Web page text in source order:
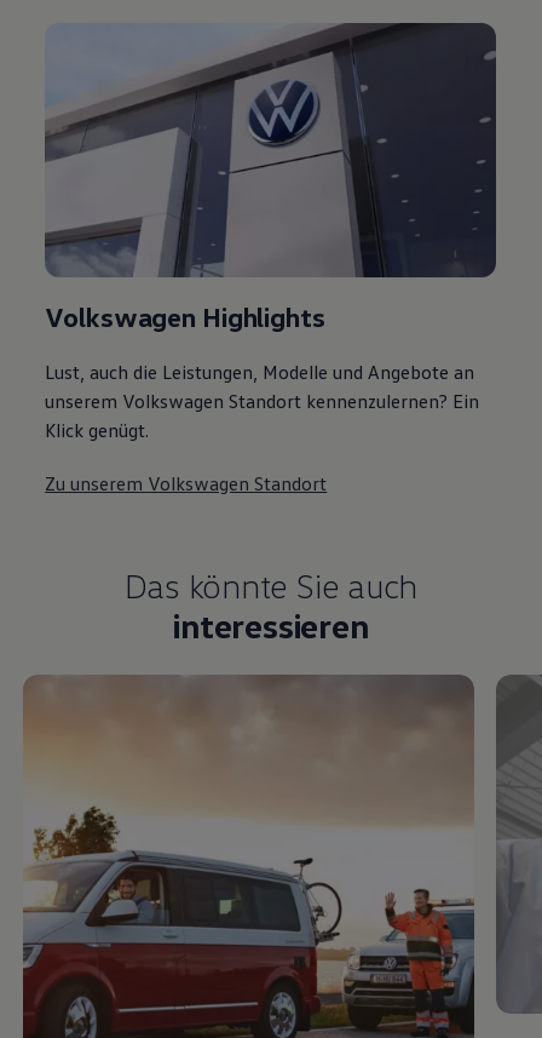
Volkswagen Highlights
Lust, auch die Leistungen, Modelle und Angebote an
unserem Volkswagen Standort kennenzulernen? Ein
Klick genügt.
Zu unserem Volkswagen Standort
Das könnte Sie auch
interessieren